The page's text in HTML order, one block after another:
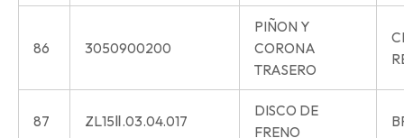
86 3050900200
PIÑON Y
CORONA
TRASERO
87 ZL15Ⅱ.03.04.017
DISCO DE
FRENO